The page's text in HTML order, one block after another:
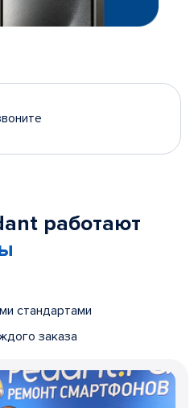
работают
стандартами
заказа